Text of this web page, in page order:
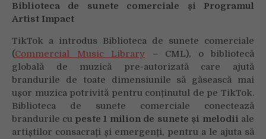
Biblioteca de sunete comerciale și Programul
Artist Impact
TikTok a introdus Biblioteca de sunete comerciale
(Commercial Music Library – CML), o bibliotecă
globală de muzică pre-autorizată care ajută
brandurile de toate dimensiunile să găsească mai
ușor muzica potrivită pentru conținutul de pe TikTok.
Biblioteca de sunete comerciale conectează
brandurile cu peste 1 milion de sunete și melodii ale
artiștilor consacrați și emergenți, pentru a le ajuta să